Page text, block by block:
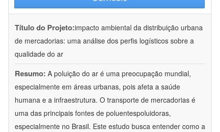
Título do Projeto:impacto ambiental da distribuição urbana
de mercadorias: uma análise dos perfis logísticos sobre a
qualidade do ar
Resumo: A poluição do ar é uma preocupação mundial,
especialmente em áreas urbanas, pois afeta a saúde
humana e a infraestrutura. O transporte de mercadorias é
uma das principais fontes de poluentespoluidoras,
especialmente no Brasil. Este estudo busca entender como a